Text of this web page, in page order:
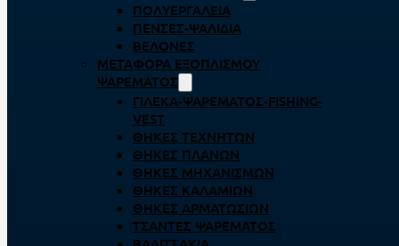
ΠΟΛΥΕΡΓΑΛΕΊΑ
ΠΈΝΣΕΣ-ΨΑΛΊΔΙΑ
ΒΕΛΌΝΕΣ
ΜΕΤΑΦΟΡΆ ΕΞΟΠΛΙΣΜΟΎ
ΨΑΡΈΜΑΤΟΣ
ΓΙΛΈΚΑ-ΨΑΡΈΜΑΤΟΣ-FISHING-
VEST
ΘΉΚΕΣ ΤΕΧΝΗΤΏΝ
ΘΉΚΕΣ ΠΛΆΝΩΝ
ΘΉΚΕΣ ΜΗΧΑΝΙΣΜΏΝ
ΘΉΚΕΣ ΚΑΛΑΜΙΏΝ
ΘΉΚΕΣ ΑΡΜΑΤΩΣΙΏΝ
ΤΣΆΝΤΕΣ ΨΑΡΈΜΑΤΟΣ